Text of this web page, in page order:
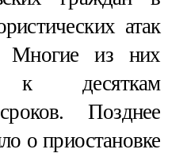
атак
Многие из них
к десяткам
Позднее
о приостановке